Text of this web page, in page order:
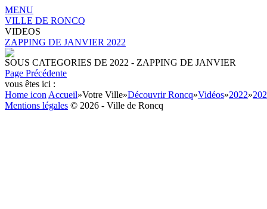
MENU
VILLE DE RONCQ
VIDEOS
ZAPPING DE JANVIER 2022
SOUS CATEGORIES DE 2022 - ZAPPING DE JANVIER
Page Précédente
vous êtes ici :
Home icon Accueil»Votre Ville»Découvrir Roncq»Vidéos»2022»
Mentions légales © 2026 - Ville de Roncq